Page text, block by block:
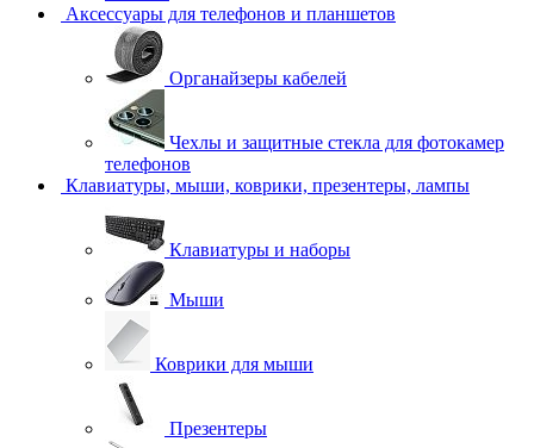
Аксессуары для телефонов и планшетов
Органайзеры кабелей
Чехлы и защитные стекла для фотокамер
телефонов
Клавиатуры, мыши, коврики, презентеры, лампы
Клавиатуры и наборы
Мыши
Коврики для мыши
Презентеры